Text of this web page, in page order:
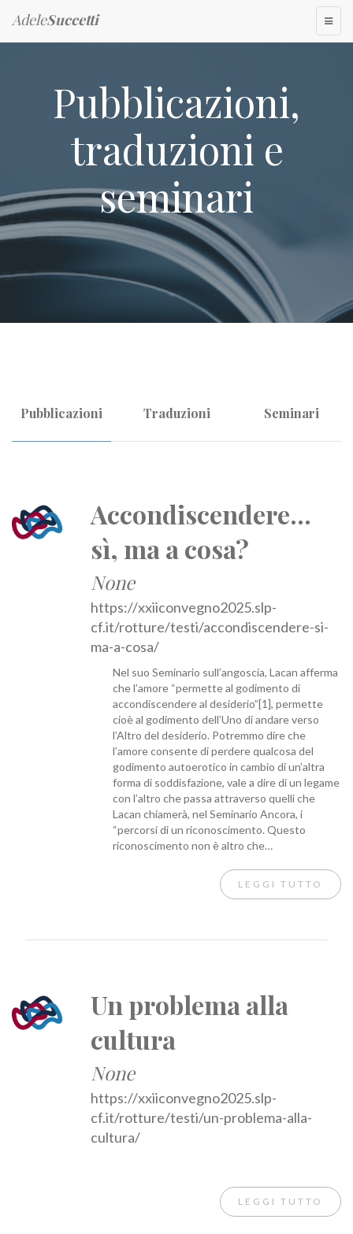
AdeleSuccetti
Pubblicazioni,
traduzioni e
seminari
Pubblicazioni Traduzioni Seminari
Accondiscendere...
sì, ma a cosa?
None
https://xxiiconvegno2025.slp-
cf.it/rotture/testi/accondiscendere-si-
ma-a-cosa/
Nel suo Seminario sull’angoscia, Lacan afferma
che l’amore “permette al godimento di
accondiscendere al desiderio”[1], permette
cioè al godimento dell’Uno di andare verso
l’Altro del desiderio. Potremmo dire che
l’amore consente di perdere qualcosa del
godimento autoerotico in cambio di un’altra
forma di soddisfazione, vale a dire di un legame
con l’altro che passa attraverso quelli che
Lacan chiamerà, nel Seminario Ancora, i
“percorsi di un riconoscimento. Questo
riconoscimento non è altro che…
LEGGI TUTTO
Un problema alla
cultura
None
https://xxiiconvegno2025.slp-
cf.it/rotture/testi/un-problema-alla-
cultura/
LEGGI TUTTO